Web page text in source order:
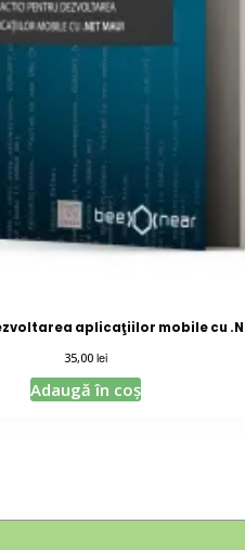
aplicaţiilor mobile cu
35,00 lei
Adaugă în coș